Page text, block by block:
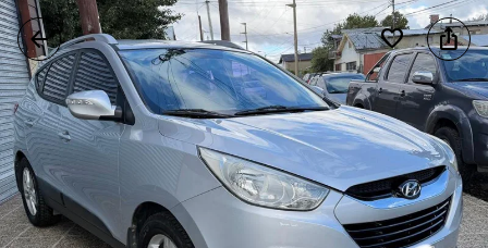
arrow_back favorite ios_share